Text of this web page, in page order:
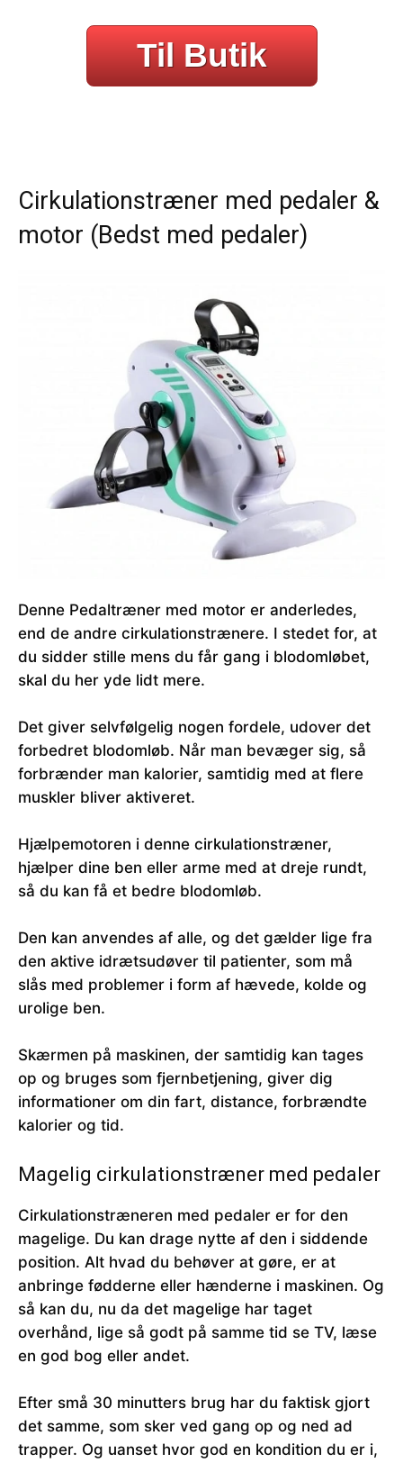
Til Butik
Cirkulationstræner med pedaler &
motor (Bedst med pedaler)
Denne Pedaltræner med motor er anderledes,
end de andre cirkulationstrænere. I stedet for, at
du sidder stille mens du får gang i blodomløbet,
skal du her yde lidt mere.
Det giver selvfølgelig nogen fordele, udover det
forbedret blodomløb. Når man bevæger sig, så
forbrænder man kalorier, samtidig med at flere
muskler bliver aktiveret.
Hjælpemotoren i denne cirkulationstræner,
hjælper dine ben eller arme med at dreje rundt,
så du kan få et bedre blodomløb.
Den kan anvendes af alle, og det gælder lige fra
den aktive idrætsudøver til patienter, som må
slås med problemer i form af hævede, kolde og
urolige ben.
Skærmen på maskinen, der samtidig kan tages
op og bruges som fjernbetjening, giver dig
informationer om din fart, distance, forbrændte
kalorier og tid.
Magelig cirkulationstræner med pedaler
Cirkulationstræneren med pedaler er for den
magelige. Du kan drage nytte af den i siddende
position. Alt hvad du behøver at gøre, er at
anbringe fødderne eller hænderne i maskinen. Og
så kan du, nu da det magelige har taget
overhånd, lige så godt på samme tid se TV, læse
en god bog eller andet.
Efter små 30 minutters brug har du faktisk gjort
det samme, som sker ved gang op og ned ad
trapper. Og uanset hvor god en kondition du er i,